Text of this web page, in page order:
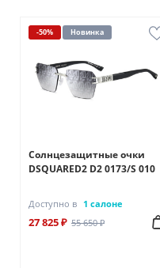
-50% Новинка
Солнцезащитные очки
DSQUARED2 D2 0173/S 010
Доступно в 1 салоне
27 825 ₽ 55 650 ₽